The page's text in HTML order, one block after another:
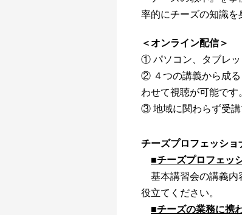
率的にチーズの知識を
＜オンライン配信＞
① パソコン、タブレッ
② ４つの講義から成る
わせて視聴が可能です
③ 地域に関わらず受講
チーズプロフェッショ
■チーズプロフェッ
基本講習会の講義内
役立てください。
■チーズの業務に携